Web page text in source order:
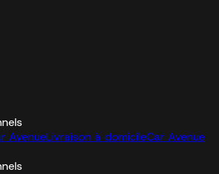
AvenueLivraison à domicileCar Avenue